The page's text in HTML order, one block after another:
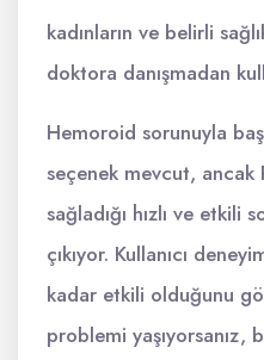
kadınların ve belirli
doktora danışmadan
Hemoroid sorunuyla
seçenek mevcut,
sağladığı hızlı ve etkili
çıkıyor. Kullanıcı
kadar etkili olduğunu
problemi yaşıyorsanız,